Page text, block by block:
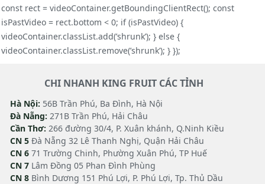
const rect = videoContainer.getBoundingClientRect(); const
isPastVideo = rect.bottom < 0; if (isPastVideo) {
videoContainer.classList.add(’shrunk’); } else {
videoContainer.classList.remove(’shrunk’); } });
CHI NHANH KING FRUIT CÁC TỈNH
Hà Nội: 56B Trần Phú, Ba Đình, Hà Nội
Đà Nẵng: 271B Trần Phú, Hải Châu
Cần Thơ: 266 đường 30/4, P. Xuân khánh, Q.Ninh Kiều
CN 5 Đà Nẵng 32 Lê Thanh Nghị, Quận Hải Châu
CN 6 71 Trường Chinh, Phường Xuân Phú, TP Huế
CN 7 Lâm Đồng 05 Phan Đình Phùng
CN 8 Bình Dương 151 Phú Lợi, P. Phú Lợi, Tp. Thủ Dầu